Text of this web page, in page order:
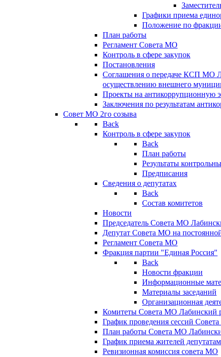
Графики приема
Положение по
План работы
Регламент Совета МО
Контроль в сфере закупок
Постановления
Соглашения о передаче КСП МО
осуществлению внешнего
Проекты на антикоррупционную
Заключения по результатам
Совет МО 2го созыва
Back
Контроль в сфере закупок
Back
План работы
Результаты
Предписания
Сведения о депутатах
Back
Состав комитетов
Новости
Председатель Совета МО
Депутат Совета МО на
Регламент Совета МО
Фракция партии "Единая Россия"
Back
Новости фракции
Информационные
Материалы заседаний
Организационная
Комитеты Совета МО Лабинский
График проведения сессий
План работы Совета МО
График приема жителей
Ревизионная комиссия совета МО